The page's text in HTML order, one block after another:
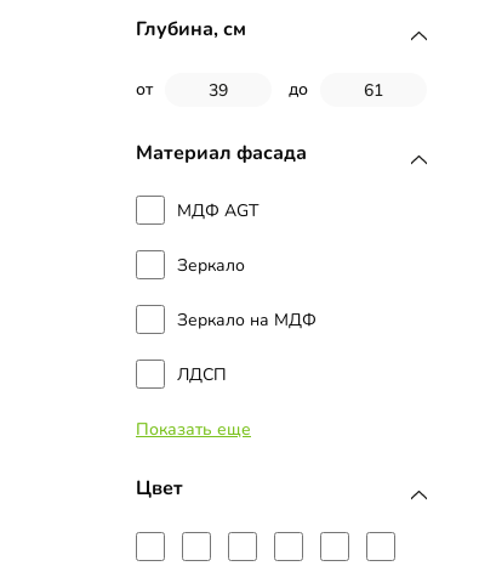
Глубина, см
от до
Материал фасада
МДФ AGT
Зеркало
Зеркало на МДФ
ЛДСП
Наборные планки МДФ
Стекло
МДФ с пленкой ПВХ
Показать еще
Цвет